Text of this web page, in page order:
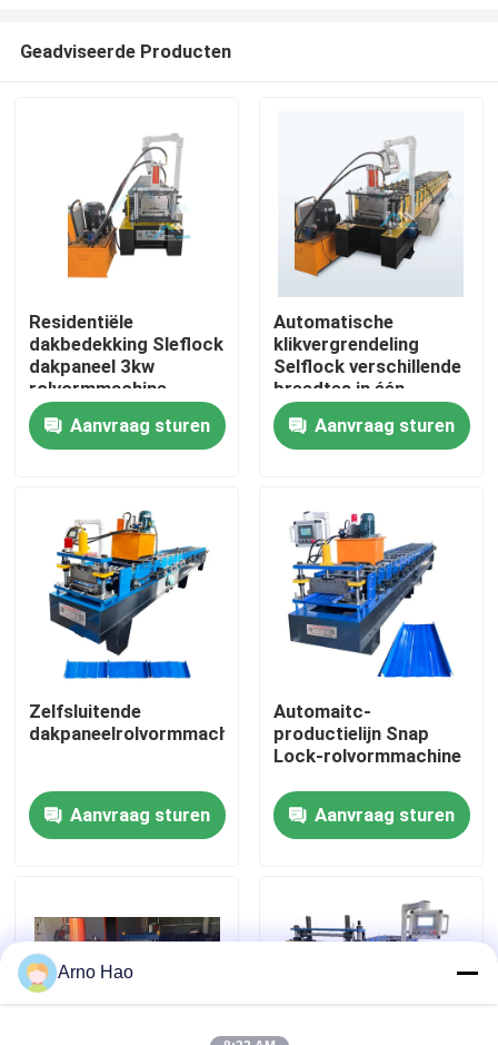
Huis
Ongeveer ons
Fabrieksreis
Kwaliteitscontrole
Nieuws
het broodje die van het dakwerkblad machine vormen
Dubbel Laagbroodje die Machine vormen
Geadviseerde Producten
Residentiële
dakbedekking Sleflock
dakpaneel 3kw
rolvormmachine
Aanvraag sturen
Automatische
klikvergrendeling
Selflock verschillende
breedtes in één
machine
Aanvraag sturen
Zelfsluitende
dakpaneelrolvormmachine
Aanvraag sturen
Automaitc-
productielijn Snap
Lock-rolvormmachine
Aanvraag sturen
Arno Hao